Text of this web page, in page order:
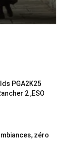
PGA2K25
2 ,ESO
zéro